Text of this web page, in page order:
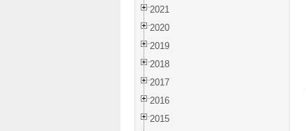
2021
2020
2019
2018
2017
2016
2015